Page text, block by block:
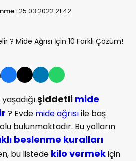
:25.03.2022 21:42
şiddetli mide
? Evde mide ağrısıile baş
bulunmaktadır. Bu yolların
beslenme kuralları
bu listede kilo vermekiçin